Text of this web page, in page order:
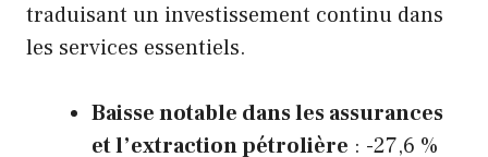
traduisant un investissement continu dans
les services essentiels.
Baisse notable dans les assurances
et l’extraction pétrolière : -27,6 %